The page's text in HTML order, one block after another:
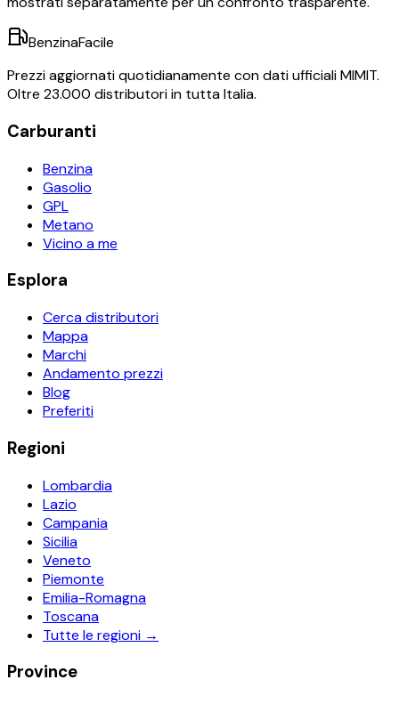
BenzinaFacile
Prezzi aggiornati quotidianamente con dati ufficiali MIMIT.
Oltre 23.000 distributori in tutta Italia.
Carburanti
Benzina
Gasolio
GPL
Metano
Vicino a me
Esplora
Cerca distributori
Mappa
Marchi
Andamento prezzi
Blog
Preferiti
Regioni
Lombardia
Lazio
Campania
Sicilia
Veneto
Piemonte
Emilia-Romagna
Toscana
Tutte le regioni →
Province